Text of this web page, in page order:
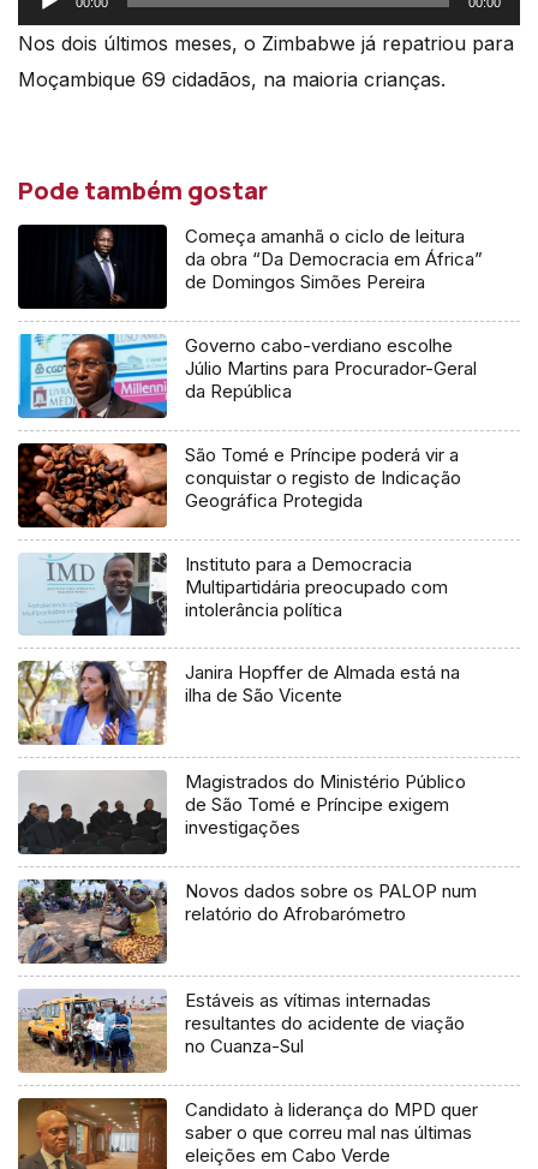
de
Nos dois últimos meses, o Zimbabwe já repatriou para
Moçambique 69 cidadãos, na maioria crianças.
Pode também gostar
Começa amanhã o ciclo de leitura
da obra “Da Democracia em África”
de Domingos Simões Pereira
Governo cabo-verdiano escolhe
Júlio Martins para Procurador-Geral
da República
São Tomé e Príncipe poderá vir a
conquistar o registo de Indicação
Geográfica Protegida
Instituto para a Democracia
Multipartidária preocupado com
intolerância política
Janira Hopffer de Almada está na
ilha de São Vicente
Magistrados do Ministério Público
de São Tomé e Príncipe exigem
investigações
Novos dados sobre os PALOP num
relatório do Afrobarómetro
Estáveis as vítimas internadas
resultantes do acidente de viação
no Cuanza-Sul
Candidato à liderança do MPD quer
saber o que correu mal nas últimas
eleições em Cabo Verde